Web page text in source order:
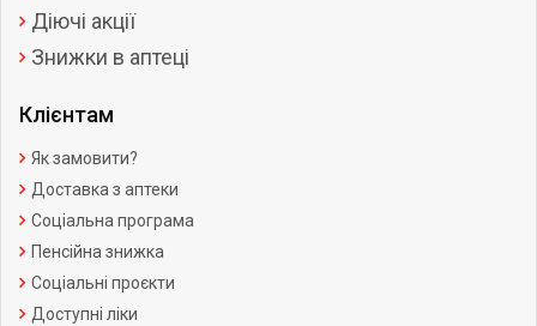
Діючі акції
Знижки в аптеці
Клієнтам
Як замовити?
Доставка з аптеки
Соціальна програма
Пенсійна знижка
Соціальні проєкти
Доступні ліки